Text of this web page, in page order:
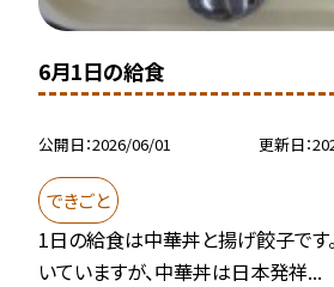
6月1日の給食
公開日 2026/06/01 更新日
できごと
1日の給食は中華丼と揚げ餃子です
いていますが、中華丼は日本発祥...